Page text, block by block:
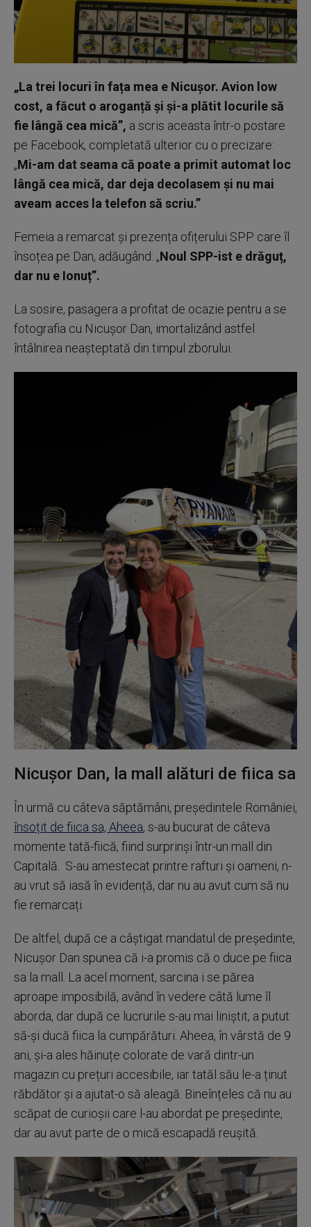
„La trei locuri în fața mea e Nicușor. Avion low
cost, a făcut o aroganță și și-a plătit locurile să
fie lângă cea mică”, a scris aceasta într-o postare
pe Facebook, completată ulterior cu o precizare:
„Mi-am dat seama că poate a primit automat loc
lângă cea mică, dar deja decolasem și nu mai
aveam acces la telefon să scriu.”
Femeia a remarcat și prezența ofițerului SPP care îl
însoțea pe Dan, adăugând: „Noul SPP-ist e drăguț,
dar nu e Ionuț”.
La sosire, pasagera a profitat de ocazie pentru a se
fotografia cu Nicușor Dan, imortalizând astfel
întâlnirea neașteptată din timpul zborului.
Nicușor Dan, la mall alături de fiica sa
În urmă cu câteva săptămâni, președintele României,
însoțit de fiica sa, Aheea, s-au bucurat de câteva
momente tată-fiică, fiind surprinși într-un mall din
Capitală. S-au amestecat printre rafturi și oameni, n-
au vrut să iasă în evidență, dar nu au avut cum să nu
fie remarcați.
De altfel, după ce a câștigat mandatul de președinte,
Nicușor Dan spunea că i-a promis că o duce pe fiica
sa la mall. La acel moment, sarcina i se părea
aproape imposibilă, având în vedere câtă lume îl
aborda, dar după ce lucrurile s-au mai liniștit, a putut
să-și ducă fiica la cumpărături. Aheea, în vârstă de 9
ani, și-a ales hăinuțe colorate de vară dintr-un
magazin cu prețuri accesibile, iar tatăl său le-a ținut
răbdător și a ajutat-o să aleagă. Bineînțeles că nu au
scăpat de curioșii care l-au abordat pe președinte,
dar au avut parte de o mică escapadă reușită.